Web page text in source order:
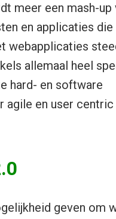
meer een mash-up
en applicaties die
webapplicaties
allemaal heel
hard- en software
agile en user centric
geven om